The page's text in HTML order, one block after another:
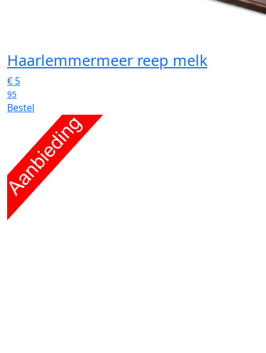
Haarlemmermeer reep melk
€ 5
95
Bestel